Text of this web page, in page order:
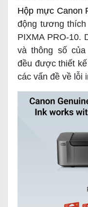
Hộp mực Canon
động tương
PIXMA PRO-10.
và thông số
đều được thiết
các vấn đề về lỗi